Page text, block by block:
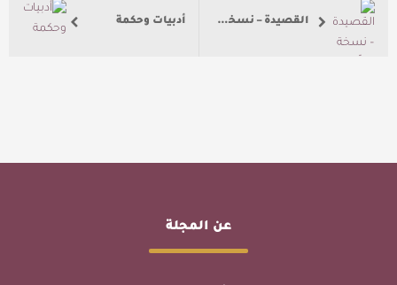
القصيدة – نسخة منقّحة أدبيات وحكمة
عن المجلة